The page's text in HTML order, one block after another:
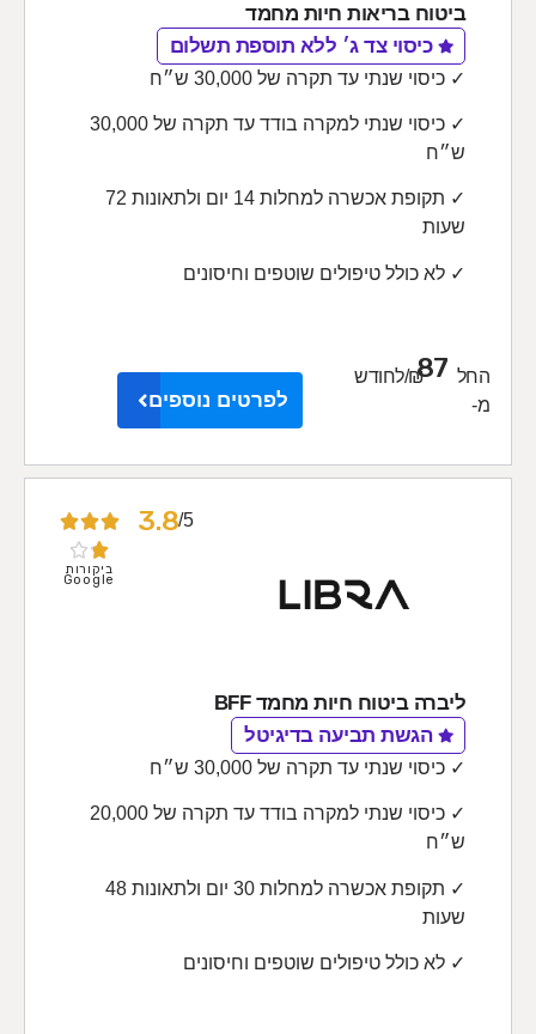
ביטוח בריאות חיות מחמד
כיסוי צד ג׳ ללא תוספת תשלום
✓ כיסוי שנתי עד תקרה של 30,000 ש״ח
✓ כיסוי שנתי למקרה בודד עד תקרה של 30,000
ש״ח
✓ תקופת אכשרה למחלות 14 יום ולתאונות 72
שעות
✓ לא כולל טיפולים שוטפים וחיסונים
החל
מ-
87₪/לחודש
לפרטים נוספים
5/
3.8





ביקורות
Google
ליברה ביטוח חיות מחמד BFF
הגשת תביעה בדיגיטל
✓ כיסוי שנתי עד תקרה של 30,000 ש״ח
✓ כיסוי שנתי למקרה בודד עד תקרה של 20,000
ש״ח
✓ תקופת אכשרה למחלות 30 יום ולתאונות 48
שעות
✓ לא כולל טיפולים שוטפים וחיסונים